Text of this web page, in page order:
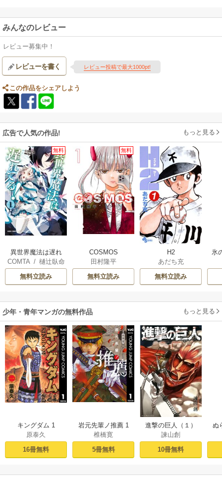
みんなのレビュー
レビュー募集中！
レビューを書く レビュー投稿で最大1000pt!
この作品をシェアしよう
広告で人気の作品! もっと見る
無料
異世界魔法は遅れ
てる！
COMTA / 樋辻臥命
無料立読み
無料
COSMOS
田村隆平
無料立読み
H2
あだち充
無料立読み
氷
少年・青年マンガの無料作品 もっと見る
キングダム 1
原泰久
16冊無料
岩元先輩ノ推薦 1
椎橋寛
5冊無料
進撃の巨人（１）
諫山創
10冊無料
ぬ